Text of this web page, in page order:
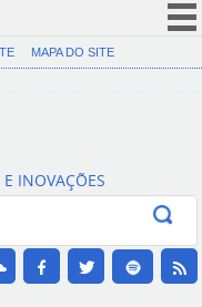
(COVID-19)
Canais
MAPA DO SITE
INOVAÇÕES